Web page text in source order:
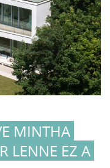
MINTHA
LENNE EZ A